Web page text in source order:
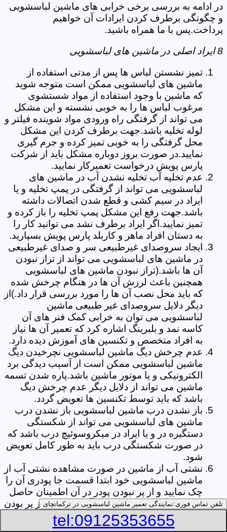
در ادامه به بررسی برخی خرابی های ماشین لباسشویی
و چگونگی برطرف کردن ایرادات آن خواهیم
پرداخت.پس با ما همراه باشید.
8 ایراد اصلی در ماشین های لباسشویی
تمیز نشستن لباس ها پس از مدتی استفاده از
ماشین های لباسشویی ممکن است متوجه شوید
که ماشین با وجود استفاده از مواد شستشوی
مرغوب لباس ها را به خوبی نشسته و این مشکل
می تواند از گرفتگی راه ورودی مواد شوینده فیلتر و
لوله تخلیه باشد.جهت برطرف کردن این مشکل
محل گرفتگی را به خوبی تمیز کرده و جرم گیری
نمایید.در صورت بروز دوباره مشکل باید از شرکت
پارس پویش درخواست تعمیرکار نمایید.
عدم تخلیه آب تخلیه نشدن آب در ماشین های
لباسشویی می تواند از گرفتگی در پمپ تخلیه و یا
ایراد در سیم کشی و قطع شدن اتصالات داشته
باشد.جهت رفع این مشکل پمپ تخلیه را باز کرده و
تمیز نمایید.اگر ایراد برطرف نشد می توانید کار را
به دستان افراد ماهر و کاربلد پارس پویش بسپارید.
ایجاد سروصدای غیرطبیعی سر و صدای غیرطبیعی
در ماشین های لباسشویی می تواند از تراز نبودن
آن ها باشد.(تراز نبودن ماشین های لباسشویی
همچنین باعث لرزش آن ها در هنگام چرخش شده
که باید محل نصب آن ها را مورد بررسی قرار داد.)از
دیگر دلایل سروصدای غیر طبیعی ماشین
لباسشویی می توان به خرابی کمک فنر های آن
کاسه نمد و بلبرینگ اشاره کرد که تعمیر آن ها نیاز
به افراد متخصص و تکنسین های آموزش دیده دارد.
عدم چرخش دیگ ماشین لباسشویی نچرخیدن دیگ
ماشین لباسشویی ممکن است از آسیب دیدگی برد
الکترونیکی و یا موتور ماشین باشد.پاره شدن تسمه
ماشین می تواند از دلایل دیگر عدم چرخش دیگ
باشد که باید توسط تکنسین ها تعویض گردد.
باز نشدن درب ماشین لباسشویی باز نشدن درب
ماشین های لباسشویی می تواند از شکستگی
دستگیره در و یا ایراد در میکروسوئیچ درب باشد که
در صورت شکستگی درب باید به طور کامل تعویض
شود.
نشتی آب از ماشین در صورت مشاهده نشتی آب از
ماشین لباسشویی خود ابتدا قسمت جا پودری آن را
چک نمایید و از پر نبودن پودر در آن اطمینان حاصل
کنید.زیرا گاهی اوقات نشتی آب می تواند از پر بودن
بیش از حد جا پودری از پودر باشد.از دیگر علل ها
می توان به پارگی لاستیک دور درب ماشین شلنگ
تلفن تماس فوری:نمایندگی تعمیر ماشین لباسشویی در ترکمانچای
tel:09125353655